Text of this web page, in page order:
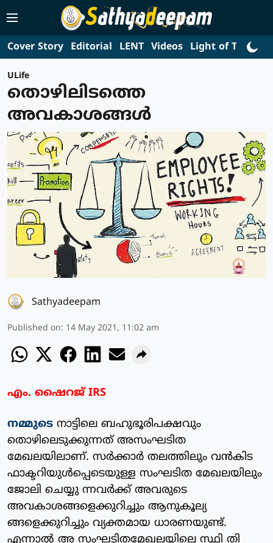
Cover Story Editorial LENT Videos Light of Truth
ULife
തൊഴിലിടത്തെ
അവകാശങ്ങള്‍
Sathyadeepam
Published on: 14 May 2021, 11:02 am
എം. ഷൈറജ് IRS
നമ്മുടെ നാട്ടിലെ ബഹുഭൂരിപക്ഷവും
തൊഴിലെടുക്കുന്നത് അസംഘടിത
മേഖലയിലാണ്. സര്‍ക്കാര്‍ തലത്തിലും വന്‍കിട
ഫാക്ടറിയുള്‍പ്പെടെയുള്ള സംഘടിത മേഖലയിലും
ജോലി ചെയ്യു ന്നവര്‍ക്ക് അവരുടെ
അവകാശങ്ങളെക്കുറിച്ചും ആനുകൂല്യ
ങ്ങളെക്കുറിച്ചും വ്യക്തമായ ധാരണയുണ്ട്.
എന്നാല്‍ അ സംഘടിതമേഖലയിലെ സ്ഥി തി